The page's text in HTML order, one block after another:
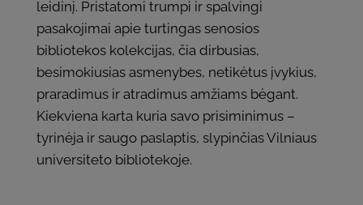
leidinį. Pristatomi trumpi ir spalvingi
pasakojimai apie turtingas senosios
bibliotekos kolekcijas, čia dirbusias,
besimokiusias asmenybes, netikėtus įvykius,
praradimus ir atradimus amžiams bėgant.
Kiekviena karta kuria savo prisiminimus –
tyrinėja ir saugo paslaptis, slypinčias Vilniaus
universiteto bibliotekoje.